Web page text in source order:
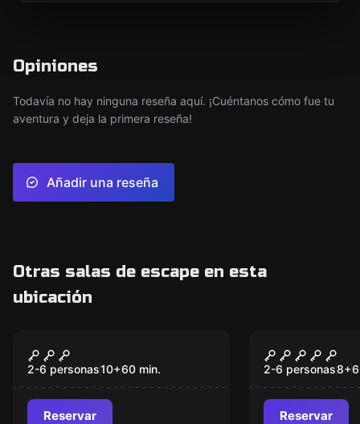
Opiniones
Todavía no hay ninguna reseña aquí. ¡Cuéntanos cómo fue tu
aventura y deja la primera reseña!
Añadir una reseña
Otras salas de escape en esta
ubicación
Nuevo
Tropical Trouble
2-6 personas10+60 min.
Reservar
Project
2-6 personas8+
Reservar